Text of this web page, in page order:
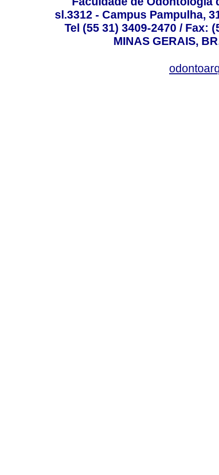
sl.3312 - Campus Pampulha,
Tel (55 31) 3409-2470 / Fax:
MINAS GERAIS,